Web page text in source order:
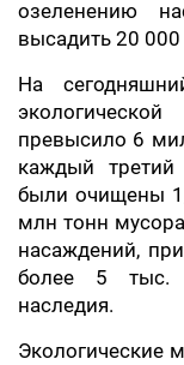
озеленению
высадить 20
На
превысило 6
каждый третий
были очищены
млн тонн
насаждений,
более 5 тыс.
наследия.
Экологические